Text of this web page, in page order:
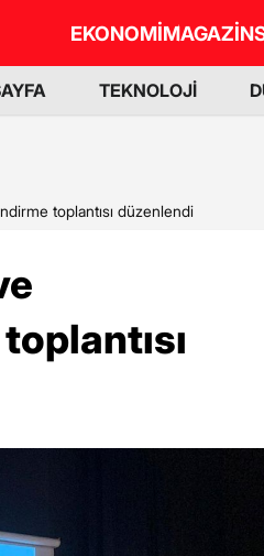
EKONOMİMAGAZİN
TEKNOLOJİ
toplantısı düzenlendi